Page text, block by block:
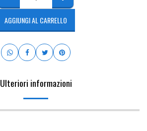
AGGIUNGI AL CARRELLO
Ulteriori informazioni